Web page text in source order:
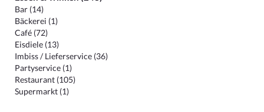
Bar (14)
Bäckerei (1)
Café (72)
Eisdiele (13)
Imbiss / Lieferservice (36)
Partyservice (1)
Restaurant (105)
Supermarkt (1)